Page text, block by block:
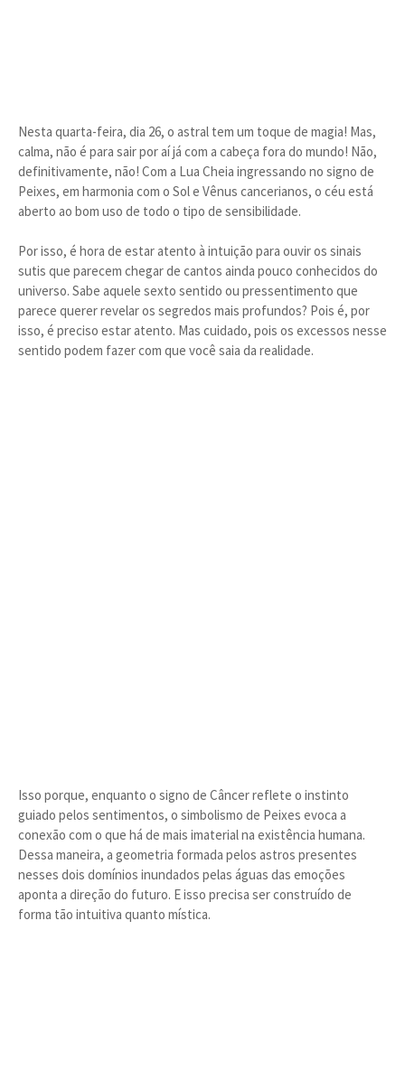
Nesta quarta-feira, dia 26, o astral tem um toque de magia! Mas,
calma, não é para sair por aí já com a cabeça fora do mundo! Não,
definitivamente, não! Com a Lua Cheia ingressando no signo de
Peixes, em harmonia com o Sol e Vênus cancerianos, o céu está
aberto ao bom uso de todo o tipo de sensibilidade.
Por isso, é hora de estar atento à intuição para ouvir os sinais
sutis que parecem chegar de cantos ainda pouco conhecidos do
universo. Sabe aquele sexto sentido ou pressentimento que
parece querer revelar os segredos mais profundos? Pois é, por
isso, é preciso estar atento. Mas cuidado, pois os excessos nesse
sentido podem fazer com que você saia da realidade.
Isso porque, enquanto o signo de Câncer reflete o instinto
guiado pelos sentimentos, o simbolismo de Peixes evoca a
conexão com o que há de mais imaterial na existência humana.
Dessa maneira, a geometria formada pelos astros presentes
nesses dois domínios inundados pelas águas das emoções
aponta a direção do futuro. E isso precisa ser construído de
forma tão intuitiva quanto mística.